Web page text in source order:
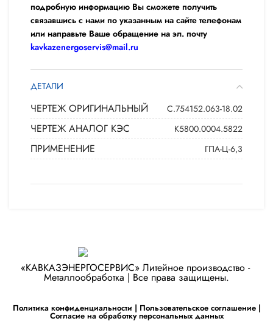
подробную информацию Вы сможете получить
связавшись с нами по указанным на сайте телефонам
или направьте Ваше обращение на эл. почту
kavkazenergoservis@mail.ru
ДЕТАЛИ
ЧЕРТЕЖ ОРИГИНАЛЬНЫЙ С.754152.063-18.02
ЧЕРТЕЖ АНАЛОГ КЭС К5800.0004.5822
ПРИМЕНЕНИЕ ГПА-Ц-6,3
«КАВКАЗЭНЕРГОСЕРВИС» ​Литейное производство - ​
Металлообработка | Все права защищены.
Политика конфиденциальности | Пользовательское соглашение|
Согласие на обработку персональных данных